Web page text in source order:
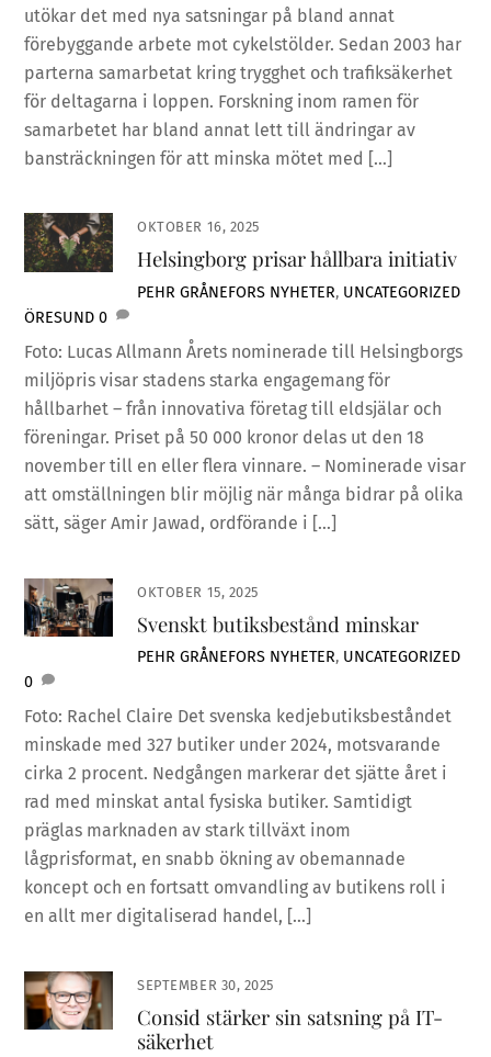
utökar det med nya satsningar på bland annat
förebyggande arbete mot cykelstölder. Sedan 2003 har
parterna samarbetat kring trygghet och trafiksäkerhet
för deltagarna i loppen. Forskning inom ramen för
samarbetet har bland annat lett till ändringar av
bansträckningen för att minska mötet med […]
OKTOBER 16, 2025
Helsingborg prisar hållbara initiativ
PEHR GRÅNEFORS NYHETER, UNCATEGORIZED
ÖRESUND 0
Foto: Lucas Allmann Årets nominerade till Helsingborgs
miljöpris visar stadens starka engagemang för
hållbarhet – från innovativa företag till eldsjälar och
föreningar. Priset på 50 000 kronor delas ut den 18
november till en eller flera vinnare. – Nominerade visar
att omställningen blir möjlig när många bidrar på olika
sätt, säger Amir Jawad, ordförande i […]
OKTOBER 15, 2025
Svenskt butiksbestånd minskar
PEHR GRÅNEFORS NYHETER, UNCATEGORIZED
0
Foto: Rachel Claire Det svenska kedjebutiksbeståndet
minskade med 327 butiker under 2024, motsvarande
cirka 2 procent. Nedgången markerar det sjätte året i
rad med minskat antal fysiska butiker. Samtidigt
präglas marknaden av stark tillväxt inom
lågprisformat, en snabb ökning av obemannade
koncept och en fortsatt omvandling av butikens roll i
en allt mer digitaliserad handel, […]
SEPTEMBER 30, 2025
Consid stärker sin satsning på IT-
säkerhet